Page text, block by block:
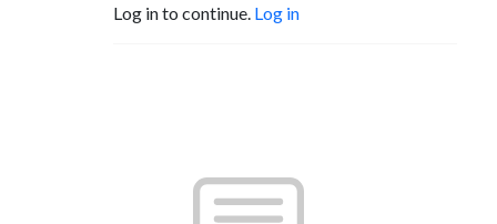
Log in to continue. Log in